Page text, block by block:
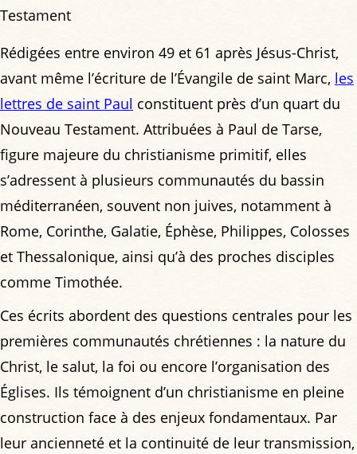
Testament
Rédigées entre environ 49 et 61 après Jésus-Christ,
avant même l’écriture de l’Évangile de saint Marc, les
lettres de saint Paul constituent près d’un quart du
Nouveau Testament. Attribuées à Paul de Tarse,
figure majeure du christianisme primitif, elles
s’adressent à plusieurs communautés du bassin
méditerranéen, souvent non juives, notamment à
Rome, Corinthe, Galatie, Éphèse, Philippes, Colosses
et Thessalonique, ainsi qu’à des proches disciples
comme Timothée.
Ces écrits abordent des questions centrales pour les
premières communautés chrétiennes : la nature du
Christ, le salut, la foi ou encore l’organisation des
Églises. Ils témoignent d’un christianisme en pleine
construction face à des enjeux fondamentaux. Par
leur ancienneté et la continuité de leur transmission,